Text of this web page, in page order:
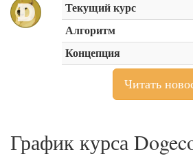
Текущий курс
Алгоритм
Концепция
Читать
График курса